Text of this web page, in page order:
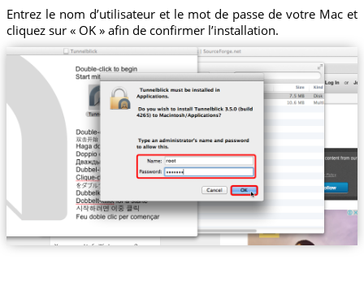
Entrez le nom d’utilisateur et le mot de passe de votre Mac et
cliquez sur « OK » afin de confirmer l’installation.